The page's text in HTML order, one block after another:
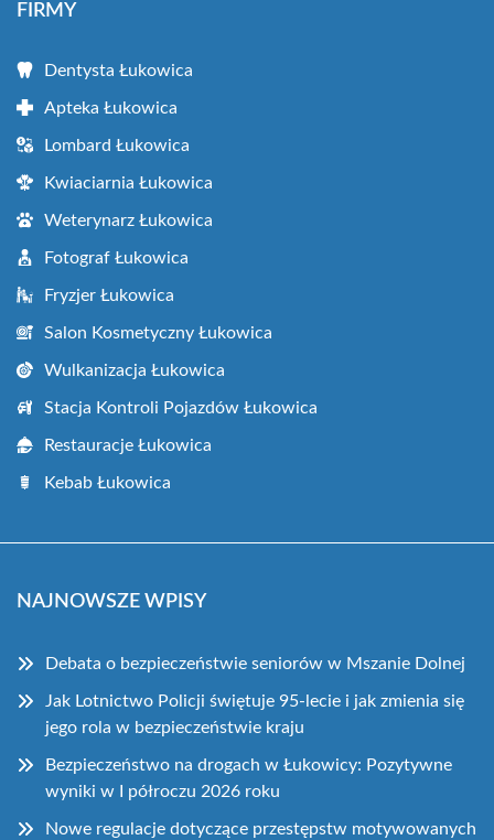
FIRMY
Dentysta Łukowica
Apteka Łukowica
Lombard Łukowica
Kwiaciarnia Łukowica
Weterynarz Łukowica
Fotograf Łukowica
Fryzjer Łukowica
Salon Kosmetyczny Łukowica
Wulkanizacja Łukowica
Stacja Kontroli Pojazdów Łukowica
Restauracje Łukowica
Kebab Łukowica
NAJNOWSZE WPISY
Debata o bezpieczeństwie seniorów w Mszanie Dolnej
Jak Lotnictwo Policji świętuje 95-lecie i jak zmienia się
jego rola w bezpieczeństwie kraju
Bezpieczeństwo na drogach w Łukowicy: Pozytywne
wyniki w I półroczu 2026 roku
Nowe regulacje dotyczące przestępstw motywowanych